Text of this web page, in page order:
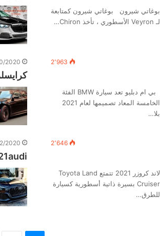
بوغاتي شيرون بوغاتي شيرون كمتابعة
لـ Veyron الأسطوري ، تأخذ Chiron…
2٬963
بي ام دبليو تعد سيارة BMW الفئة
الخامسة المعاد تصميمها لعام 2021
بلا…
2020
كرايسلر 300
2٬646
لاند كروزر 2021 تتمتع Toyota Land
Cruiser بسيرة ذاتية أسطورية كسيارة
للطرق…
2020